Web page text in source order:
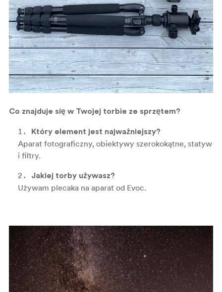
Co znajduje się w Twojej torbie ze sprzętem?
Który element jest najważniejszy?
Aparat fotograficzny, obiektywy szerokokątne, statyw
i filtry.
Jakiej torby używasz?
Używam plecaka na aparat od Evoc.